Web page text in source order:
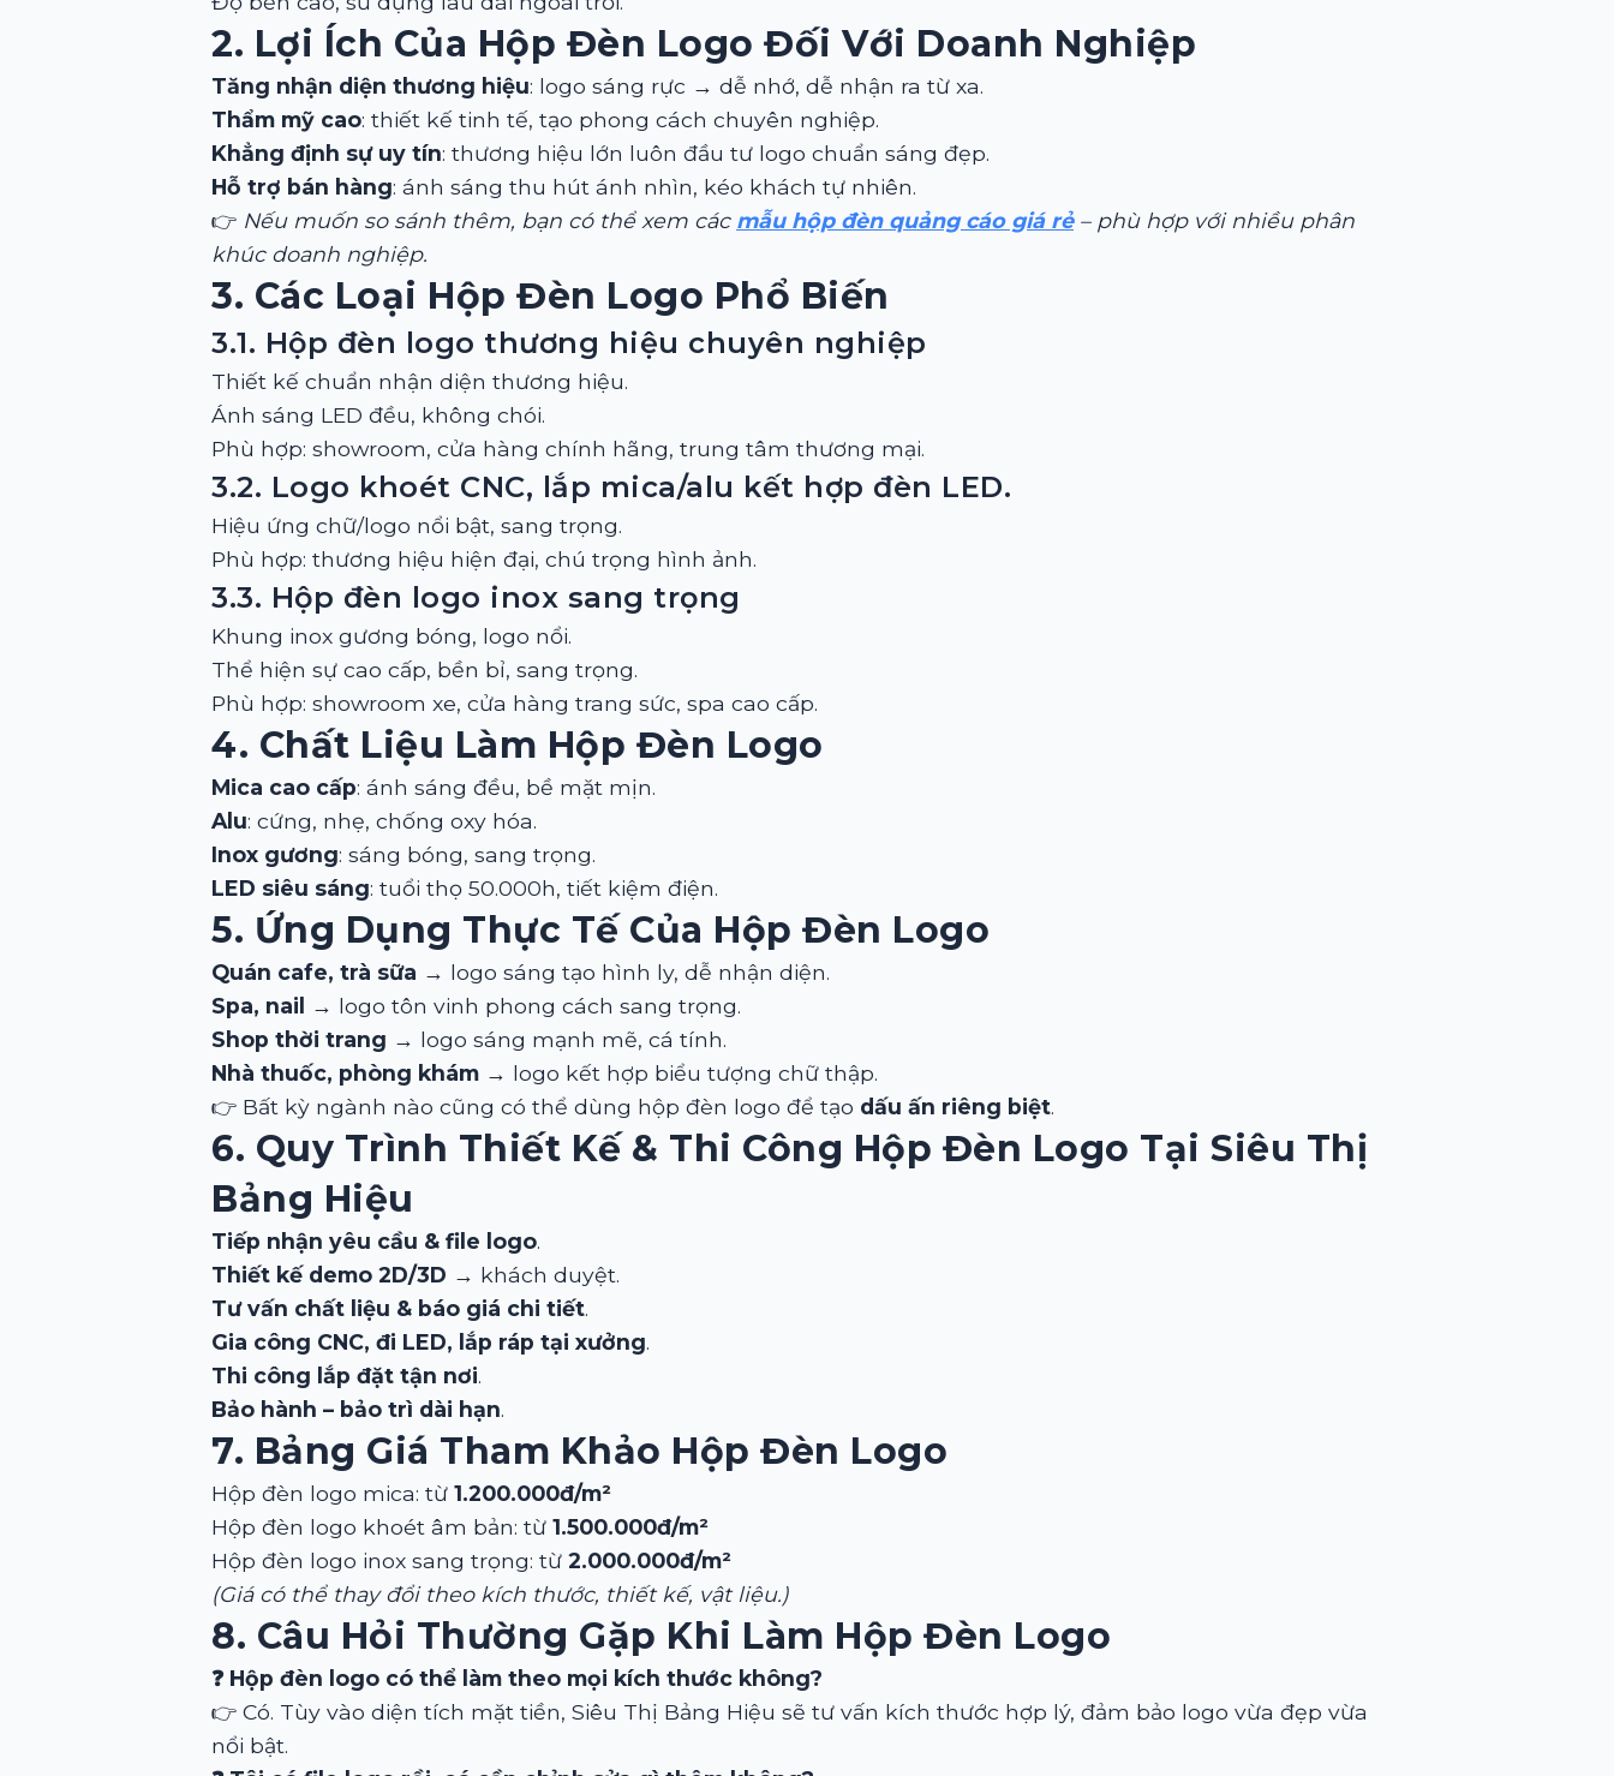
2. Lợi Ích Của Hộp Đèn Logo Đối Với Doanh Nghiệp
Tăng nhận diện thương hiệu: logo sáng rực → dễ nhớ, dễ nhận ra từ xa.
Thẩm mỹ cao: thiết kế tinh tế, tạo phong cách chuyên nghiệp.
Khẳng định sự uy tín: thương hiệu lớn luôn đầu tư logo chuẩn sáng đẹp.
Hỗ trợ bán hàng: ánh sáng thu hút ánh nhìn, kéo khách tự nhiên.
👉 Nếu muốn so sánh thêm, bạn có thể xem các mẫu hộp đèn quảng cáo giá rẻ– phù hợp với nhiều phân
khúc doanh nghiệp.
3. Các Loại Hộp Đèn Logo Phổ Biến
3.1. Hộp đèn logo thương hiệu chuyên nghiệp
Thiết kế chuẩn nhận diện thương hiệu.
Ánh sáng LED đều, không chói.
Phù hợp: showroom, cửa hàng chính hãng, trung tâm thương mại.
3.2. Logo khoét CNC, lắp mica/alu kết hợp đèn LED.
Hiệu ứng chữ/logo nổi bật, sang trọng.
Phù hợp: thương hiệu hiện đại, chú trọng hình ảnh.
3.3. Hộp đèn logo inox sang trọng
Khung inox gương bóng, logo nổi.
Thể hiện sự cao cấp, bền bỉ, sang trọng.
Phù hợp: showroom xe, cửa hàng trang sức, spa cao cấp.
4. Chất Liệu Làm Hộp Đèn Logo
Mica cao cấp: ánh sáng đều, bề mặt mịn.
Alu: cứng, nhẹ, chống oxy hóa.
Inox gương: sáng bóng, sang trọng.
LED siêu sáng: tuổi thọ 50.000h, tiết kiệm điện.
5. Ứng Dụng Thực Tế Của Hộp Đèn Logo
Quán cafe, trà sữa → logo sáng tạo hình ly, dễ nhận diện.
Spa, nail
→ logo tôn vinh phong cách sang trọng.
Shop thời trang → logo sáng mạnh mẽ, cá tính.
Nhà thuốc, phòng khám → logo kết hợp biểu tượng chữ thập.
👉 Bất kỳ ngành nào cũng có thể dùng hộp đèn logo để tạo dấu ấn riêng biệt.
6. Quy Trình Thiết Kế & Thi Công Hộp Đèn Logo Tại Siêu Thị
Bảng Hiệu
Tiếp nhận yêu cầu & file logo.
Thiết kế demo 2D/3D → khách duyệt.
Tư vấn chất liệu & báo giá chi tiết.
Gia công CNC, đi LED, lắp ráp tại xưởng.
Thi công lắp đặt tận nơi.
Bảo hành – bảo trì dài hạn.
7. Bảng Giá Tham Khảo Hộp Đèn Logo
Hộp đèn logo mica: từ 1.200.000đ/m²
Hộp đèn logo khoét âm bản: từ 1.500.000đ/m²
Hộp đèn logo inox sang trọng: từ 2.000.000đ/m²
(Giá có thể thay đổi theo kích thước, thiết kế, vật liệu.)
8. Câu Hỏi Thường Gặp Khi Làm Hộp Đèn Logo
❓ Hộp đèn logo có thể làm theo mọi kích thước không?
👉 Có. Tùy vào diện tích mặt tiền, Siêu Thị Bảng Hiệu sẽ tư vấn kích thước hợp lý, đảm bảo logo vừa đẹp vừa
nổi bật.